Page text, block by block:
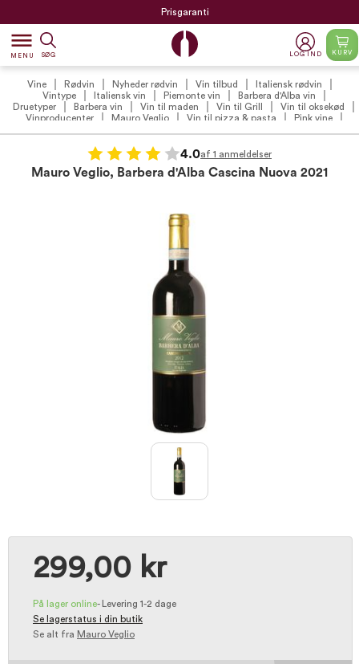
Prisgaranti
dehaze
MENU SØG LOG IND KURV
Vine Rødvin Nyheder rødvin Vin tilbud
Italiensk rødvin
Vintype
Italiensk vin Piemonte vin
Barbera d'Alba vin
Druetyper
Barbera vin Vin til maden Vin til Grill
Vin til oksekød
Vinproducenter
Mauro Veglio Vin til pizza & pasta
Pink vine
4.0af 1 anmeldelser
Mauro Veglio, Barbera d'Alba Cascina Nuova 2021
299,00 kr
På lager online-
Levering 1-2 dage
Se lagerstatus i din butik
Se alt fra Mauro Veglio